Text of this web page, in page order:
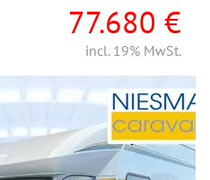
77.680 €
incl. 19% MwSt.